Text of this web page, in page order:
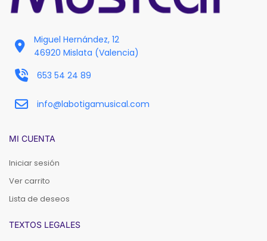
Miguel Hernández, 12
46920 Mislata (Valencia)
653 54 24 89
info@labotigamusical.com
MI CUENTA
Iniciar sesión
Ver carrito
Lista de deseos
TEXTOS LEGALES